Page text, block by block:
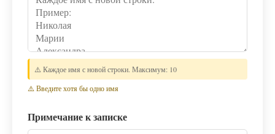
⚠️ Каждое имя с новой строки. Максимум: 10
⚠️ Введите хотя бы одно имя
Примечание к записке